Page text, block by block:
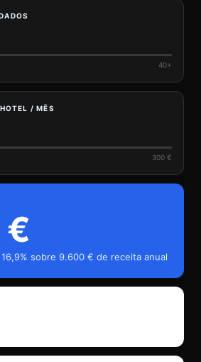
40+
/ MÊS
300 €
€
16,9% sobre 9.600 € de receita anual